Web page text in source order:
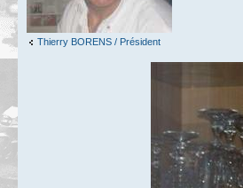
Thierry BORENS / Président